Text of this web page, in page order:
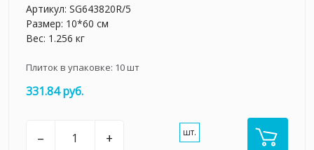
Артикул: SG643820R/5
Размер: 10*60 см
Вес: 1.256 кг
Плиток в упаковке: 10шт
331.84 руб.
– + шт.